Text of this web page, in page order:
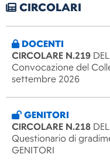
CIRCOLARI
DOCENTI
CIRCOLARE N.219
Convocazione del
settembre 2026
GENITORI
CIRCOLARE N.218
Questionario di
GENITORI